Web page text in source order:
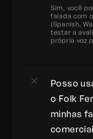
Sim, você
falada com
(Spanish,
testar a
própria voz
Posso
o Folk
minhas